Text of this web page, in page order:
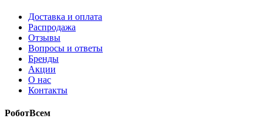
Доставка и оплата
Распродажа
Отзывы
Вопросы и ответы
Бренды
Акции
О нас
Контакты
РоботВсем